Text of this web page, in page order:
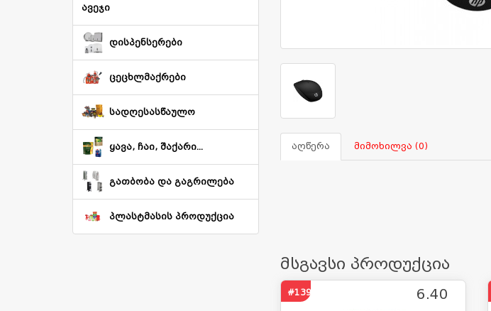
ავეჯი
დისპენსერები
ცეცხლმაქრები
სადღესასწაულო
ყავა, ჩაი, შაქარი...
გათბობა და გაგრილება
პლასტმასის პროდუქცია
აღწერა მიმოხილვა (0)
მსგავსი პროდუქცია
#1397 6.40